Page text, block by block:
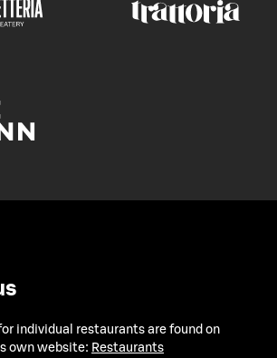
individual restaurants are found on
own website: Restaurants